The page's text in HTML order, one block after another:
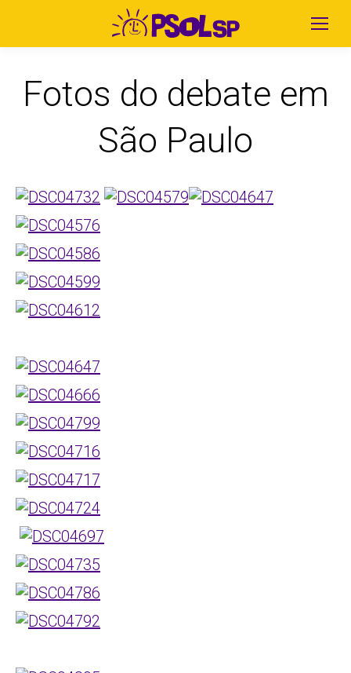
Fotos do debate em
São Paulo